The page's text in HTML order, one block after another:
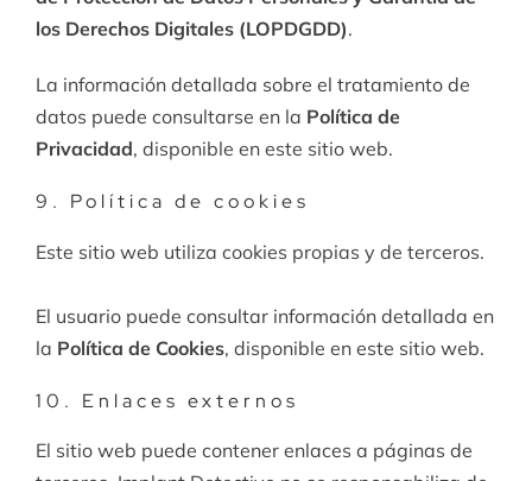
los Derechos Digitales (LOPDGDD).
La información detallada sobre el tratamiento de
datos puede consultarse en la Política de
Privacidad, disponible en este sitio web.
9. Política de cookies
Este sitio web utiliza cookies propias y de terceros.
El usuario puede consultar información detallada en
la Política de Cookies, disponible en este sitio web.
10. Enlaces externos
El sitio web puede contener enlaces a páginas de